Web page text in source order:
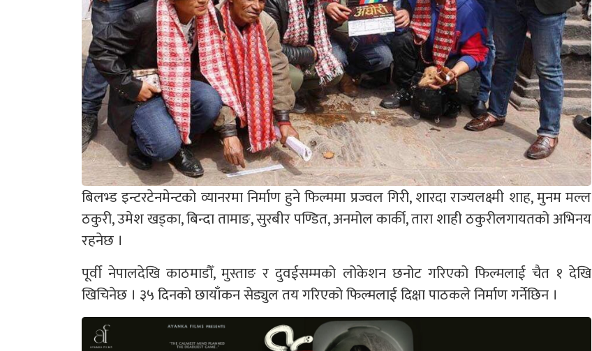
बिलभ्ड इन्टरटेनमेन्टको व्यानरमा निर्माण हुने फिल्ममा प्रज्वल गिरी, शारदा राज्यलक्ष्मी शाह, मुनम मल्ल
ठकुरी, उमेश खड्का, बिन्दा तामाङ, सुरबीर पण्डित, अनमोल कार्की, तारा शाही ठकुरीलगायतको अभिनय
रहनेछ ।
पूर्वी नेपालदेखि काठमाडौँ, मुस्ताङ र दुवईसम्मको लोकेशन छनोट गरिएको फिल्मलाई चैत १ देखि
खिचिनेछ । ३५ दिनको छायाँकन सेड्युल तय गरिएको फिल्मलाई दिक्षा पाठकले निर्माण गर्नेछिन ।